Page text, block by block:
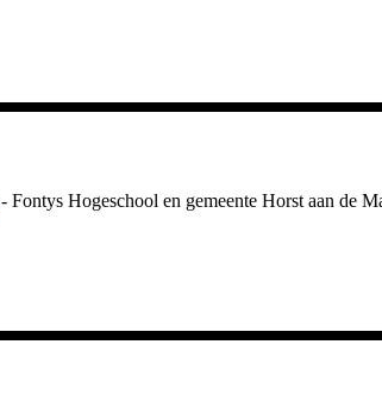
- Fontys Hogeschool en gemeente Horst aan de